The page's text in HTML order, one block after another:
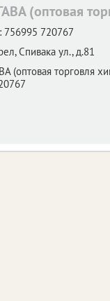
(оптовая
756995 720767
Спивака ул., д.81
(оптовая торговля